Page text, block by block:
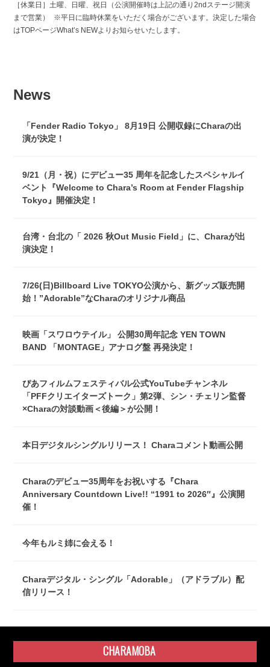
［休業日］土曜、日曜、祝日（公演開催時は上記の通り2ndステージ開演
まで営業） ※平日に臨時休業をいただく場合がございます。決定した場合
はTOPページWhat’s NEWよりお知らせいたします。
News
「Fender Radio Tokyo」 8月19日 公開収録にCharaの出
演が決定！
9/21（月・祝）にデビュー35 周年を記念したスペシャルイ
ベント『Welcome to Chara’s Room at Fender Flagship
Tokyo』開催決定！
台湾・台北の「 2026 秋Out Music Field」に、Charaが出
演決定！
7/26(日)Billboard Live TOKYO公演から、新グッズ販売開
始！”Adorable”なCharaのオリジナル商品
映画「スワロウテイル」 公開30周年記念 YEN TOWN
BAND 「MONTAGE」アナログ盤 再発決定！
ぴあフィルムフェスティバル公式YouTubeチャンネル
「PFFクリエイターズトーク」第2弾、シン・チェリン監督
×Charaの対談動画＜後編＞が公開！
本日デジタルシングルリリース！ Charaコメント動画公開
Charaのデビュー35周年をお祝いする『Chara
Anniversary Countdown Live!! “1991 to 2026″』公演開
催！
今年もルミ姉に会える！
Charaデジタル・シングル「Adorable」（アドラブル）配
信リリース！
CHARAMOBA